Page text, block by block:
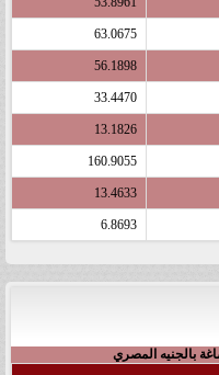
63.0675
56.1898
33.4470
13.1826
160.9055
13.4633
6.8693
بالجنيه المصري